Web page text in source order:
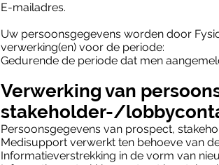
E-mailadres.
Uw persoonsgegevens worden door
verwerking(en) voor de periode:
Gedurende de periode dat men
Verwerking van
stakeholder-/
Persoonsgegevens van prospect,
Medisupport verwerkt ten behoeve van
Informatieverstrekking in de vorm van